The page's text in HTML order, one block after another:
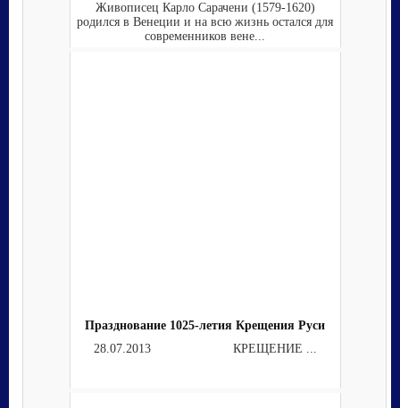
Живописец Карло Сарачени (1579-1620)
родился в Венеции и на всю жизнь остался для
современников вене...
Празднование 1025-летия Крещения Руси
28.07.2013 КРЕЩЕНИЕ ...